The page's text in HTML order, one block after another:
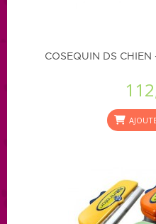
COSEQUIN DS CHIEN